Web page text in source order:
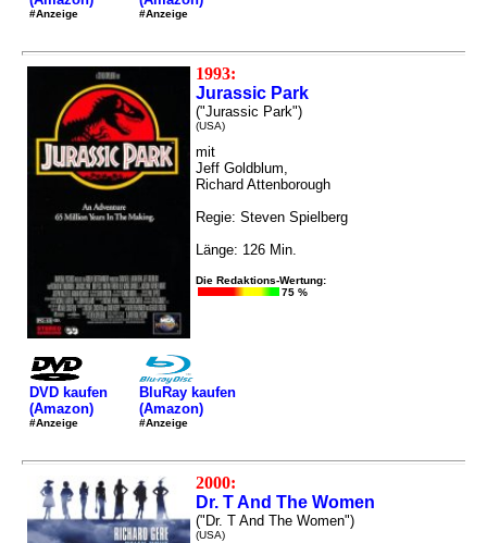
#Anzeige #Anzeige
1993:
Jurassic Park
("Jurassic Park")
(USA)
mit
Jeff Goldblum,
Richard Attenborough
Regie: Steven Spielberg
Länge: 126 Min.
Die Redaktions-Wertung:
75 %
DVD kaufen
(Amazon)
#Anzeige
BluRay kaufen
(Amazon)
#Anzeige
2000:
Dr. T And The Women
("Dr. T And The Women")
(USA)